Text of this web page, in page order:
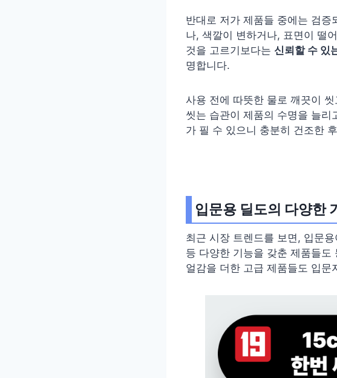
반대로 저가 제품들 중에는 검
나, 색깔이 변하거나, 표면이 떨
것을 고르기보다는 신뢰할 수 있
명합니다.
사용 전에 따뜻한 물로 깨끗이
씻는 습관이 제품의 수명을 늘리
가 필 수 있으니 충분히 건조한
입문용 딜도의 다양한
최근 시장 트렌드를 보면, 입문
등 다양한 기능을 갖춘 제품들도
얼감을 더한 고급 제품들도 입문